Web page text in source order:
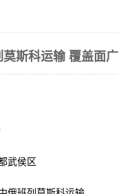
斯科运输 覆盖面广
武侯区